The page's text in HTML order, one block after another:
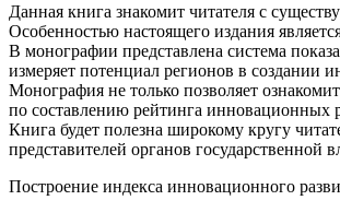
Данная книга знакомит читателя с
Особенностью настоящего издания
В монографии представлена система
измеряет потенциал регионов в создании
Монография не только позволяет
по составлению рейтинга инновационных
Книга будет полезна широкому кругу
представителей органов государственной
Построение индекса инновационного